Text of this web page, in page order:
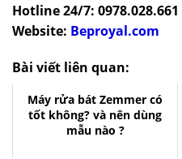
Hotline 24/7: 0978.028.661
Website: Beproyal.com
Bài viết liên quan:
Máy rửa bát Zemmer có
tốt không? và nên dùng
mẫu nào ?